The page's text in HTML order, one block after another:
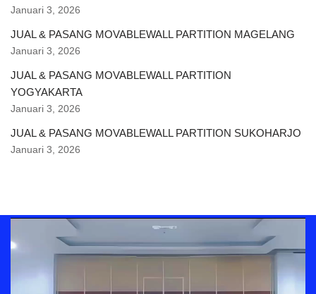
Januari 3, 2026
JUAL & PASANG MOVABLEWALL PARTITION MAGELANG
Januari 3, 2026
JUAL & PASANG MOVABLEWALL PARTITION
YOGYAKARTA
Januari 3, 2026
JUAL & PASANG MOVABLEWALL PARTITION SUKOHARJO
Januari 3, 2026